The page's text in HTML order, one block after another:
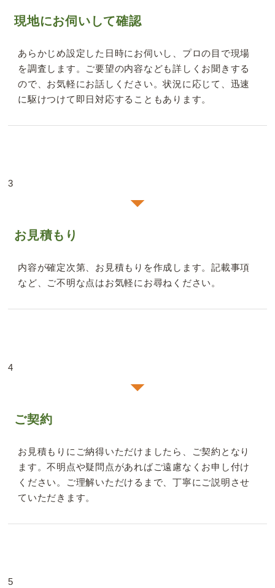
現地にお伺いして確認
あらかじめ設定した日時にお伺いし、プロの目で現場
を調査します。ご要望の内容なども詳しくお聞きする
ので、お気軽にお話しください。状況に応じて、迅速
に駆けつけて即日対応することもあります。
3
お見積もり
内容が確定次第、お見積もりを作成します。記載事項
など、ご不明な点はお気軽にお尋ねください。
4
ご契約
お見積もりにご納得いただけましたら、ご契約となり
ます。不明点や疑問点があればご遠慮なくお申し付け
ください。ご理解いただけるまで、丁寧にご説明させ
ていただきます。
5